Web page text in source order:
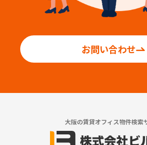
お問い合わせ
大阪の賃貸オフィス物件検索